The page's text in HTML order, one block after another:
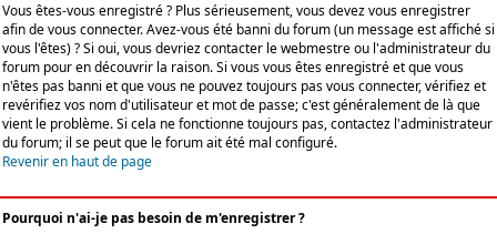
Vous êtes-vous enregistré ? Plus sérieusement, vous devez vous enregistrer
afin de vous connecter. Avez-vous été banni du forum (un message est affiché si
vous l'êtes) ? Si oui, vous devriez contacter le webmestre ou l'administrateur du
forum pour en découvrir la raison. Si vous vous êtes enregistré et que vous
n'êtes pas banni et que vous ne pouvez toujours pas vous connecter, vérifiez et
revérifiez vos nom d'utilisateur et mot de passe; c'est généralement de là que
vient le problème. Si cela ne fonctionne toujours pas, contactez l'administrateur
du forum; il se peut que le forum ait été mal configuré.
Revenir en haut de page
Pourquoi n'ai-je pas besoin de m'enregistrer ?